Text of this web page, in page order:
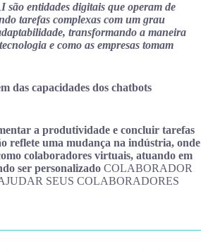
são entidades digitais que operam de
tarefas complexas com um grau
transformando a maneira
e como as empresas tomam
das capacidades dos chatbots
a produtividade e concluir tarefas
reflete uma mudança na indústria, onde
colaboradores virtuais, atuando em
ser personalizado COLABORADOR
SEUS COLABORADORES